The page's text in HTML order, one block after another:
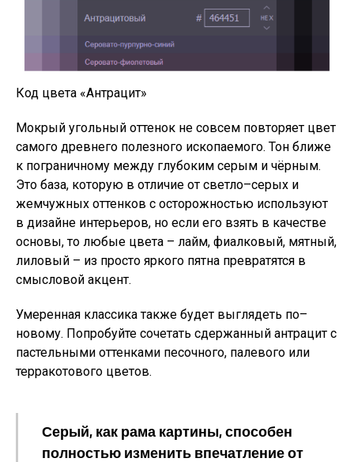
Код цвета «Антрацит»
Мокрый угольный оттенок не совсем повторяет цвет
самого древнего полезного ископаемого. Тон ближе
к пограничному между глубоким серым и чёрным.
Это база, которую в отличие от светло–серых и
жемчужных оттенков с осторожностью используют
в дизайне интерьеров, но если его взять в качестве
основы, то любые цвета – лайм, фиалковый, мятный,
лиловый – из просто яркого пятна превратятся в
смысловой акцент.
Умеренная классика также будет выглядеть по–
новому. Попробуйте сочетать сдержанный антрацит с
пастельными оттенками песочного, палевого или
терракотового цветов.
Серый, как рама картины, способен
полностью изменить впечатление от